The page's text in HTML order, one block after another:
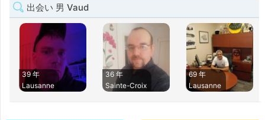
出会い 男 Vaud
39 年
Lausanne
36 年
Sainte-Croix
69 年
Lausanne